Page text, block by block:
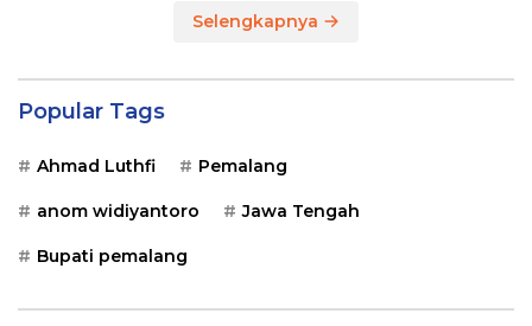
Selengkapnya
Popular Tags
Ahmad Luthfi Pemalang
anom widiyantoro Jawa Tengah
Bupati pemalang